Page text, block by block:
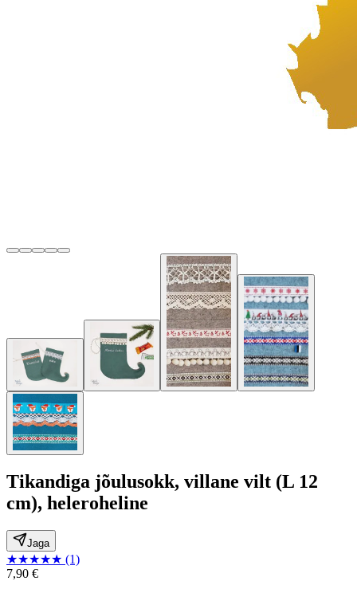
Tikandiga jõulusokk, villane vilt (L 12
cm), heleroheline
Jaga
★★★★★ (1)
7,90 €